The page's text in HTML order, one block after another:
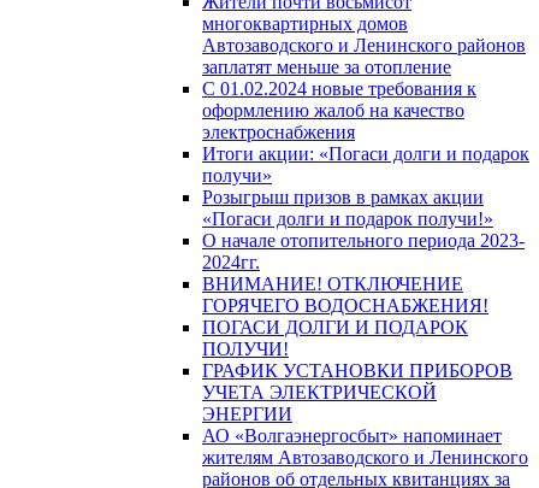
многоквартирных домов
Автозаводского и Ленинского районов
заплатят меньше за отопление
С 01.02.2024 новые требования к
оформлению жалоб на качество
электроснабжения
Итоги акции: «Погаси долги и подарок
получи»
Розыгрыш призов в рамках акции
«Погаси долги и подарок получи!»
О начале отопительного периода 2023-
2024гг.
ВНИМАНИЕ! ОТКЛЮЧЕНИЕ
ГОРЯЧЕГО ВОДОСНАБЖЕНИЯ!
ПОГАСИ ДОЛГИ И ПОДАРОК
ПОЛУЧИ!
ГРАФИК УСТАНОВКИ ПРИБОРОВ
УЧЕТА ЭЛЕКТРИЧЕСКОЙ
ЭНЕРГИИ
АО «Волгаэнергосбыт» напоминает
жителям Автозаводского и Ленинского
районов об отдельных квитанциях за